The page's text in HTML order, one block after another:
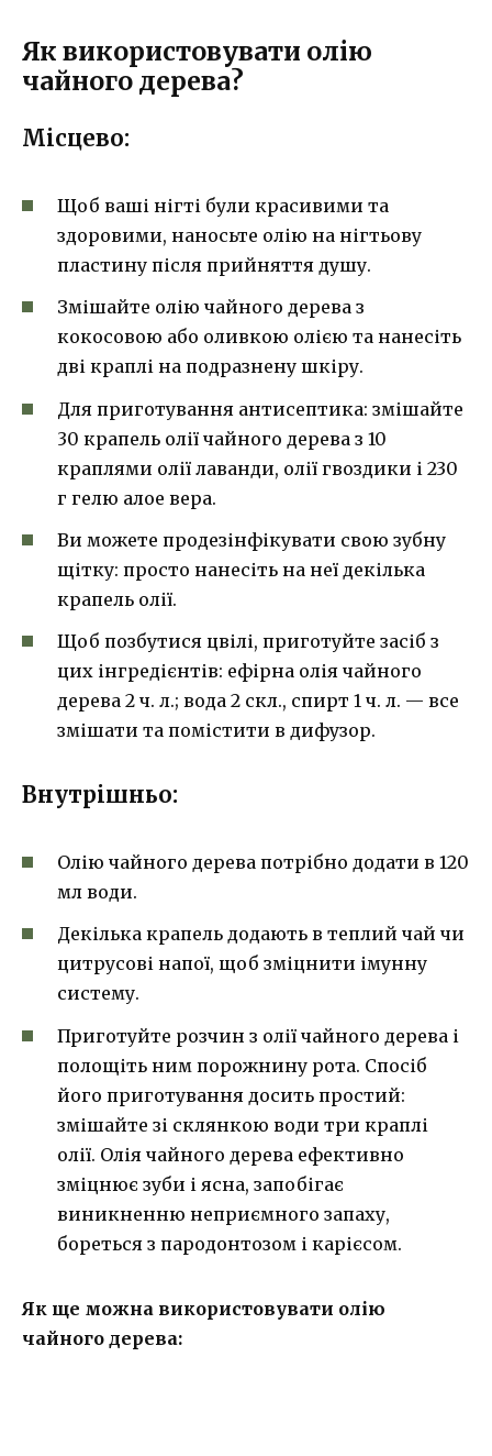
Як використовувати олію
чайного дерева?
Місцево:
Щоб ваші нігті були красивими та
здоровими, наносьте олію на нігтьову
пластину після прийняття душу.
Змішайте олію чайного дерева з
кокосовою або оливкою олією та нанесіть
дві краплі на подразнену шкіру.
Для приготування антисептика: змішайте
30 крапель олії чайного дерева з 10
краплями олії лаванди, олії гвоздики і 230
г гелю алое вера.
Ви можете продезінфікувати свою зубну
щітку: просто нанесіть на неї декілька
крапель олії.
Щоб позбутися цвілі, приготуйте засіб з
цих інгредієнтів: ефірна олія чайного
дерева 2 ч. л.; вода 2 скл., спирт 1 ч. л. — все
змішати та помістити в дифузор.
Внутрішньо:
Олію чайного дерева потрібно додати в 120
мл води.
Декілька крапель додають в теплий чай чи
цитрусові напої, щоб зміцнити імунну
систему.
Приготуйте розчин з олії чайного дерева і
полощіть ним порожнину рота. Спосіб
його приготування досить простий:
змішайте зі склянкою води три краплі
олії. Олія чайного дерева ефективно
зміцнює зуби і ясна, запобігає
виникненню неприємного запаху,
бореться з пародонтозом і карієсом.
Як ще можна використовувати олію
чайного дерева: